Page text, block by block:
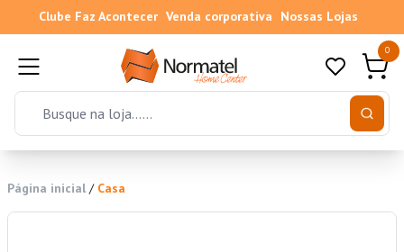
Clube Faz Acontecer Venda corporativa Nossas Lojas
0
Página inicial / Casa